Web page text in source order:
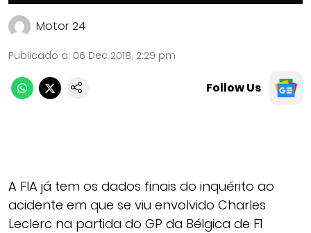
Motor 24
Publicado a: 06 Dec 2018, 2:29 pm
Follow Us
A FIA já tem os dados finais do inquérito ao
acidente em que se viu envolvido Charles
Leclerc na partida do GP da Bélgica de F1